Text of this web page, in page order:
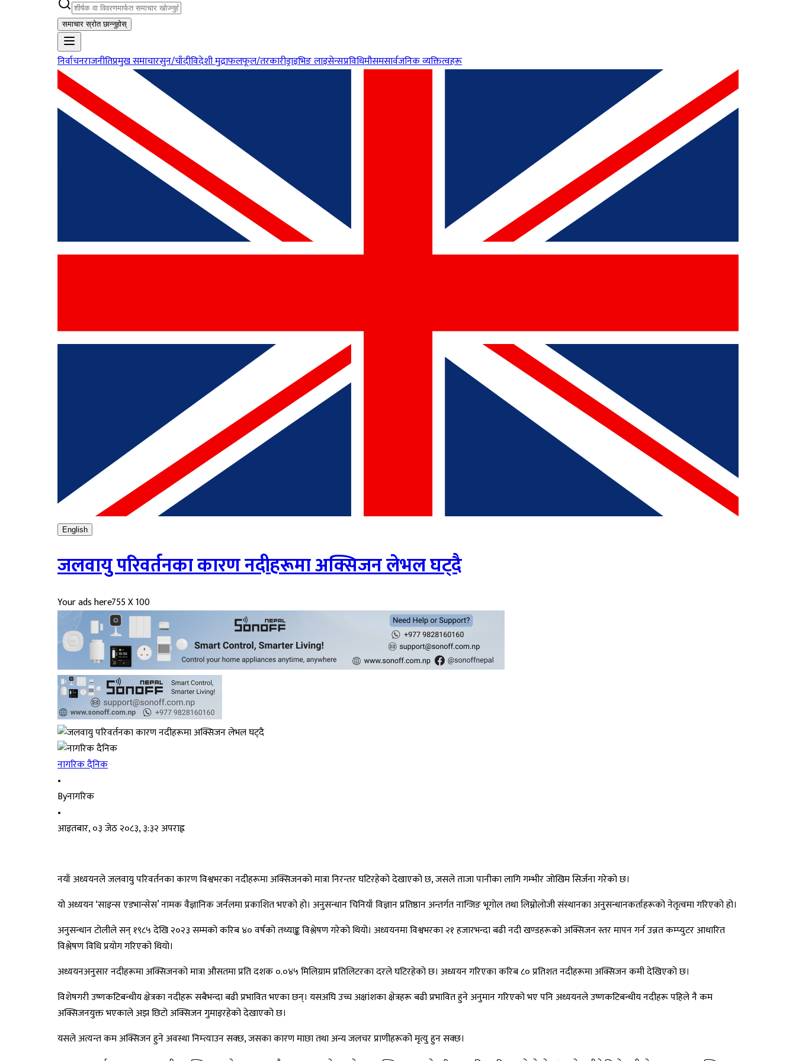
समाचार स्रोत छान्नुहोस्
निर्वाचनराजनीतिप्रमुख समाचारसुन/चाँदीविदेशी मुद्राफलफूल/तरकारीड्राइभिङ लाइसेन्सप्रविधिमौसमसार्वजनिक व्यक्तित्वहरू
English
जलवायु परिवर्तनका कारण नदीहरूमा अक्सिजन लेभल घट्दै
Your ads here755 X 100
नागरिक दैनिक
•
Byनागरिक
•
आइतबार, ०३ जेठ २०८३, ३:३२ अपराह्न
नयाँ अध्ययनले जलवायु परिवर्तनका कारण विश्वभरका नदीहरूमा अक्सिजनको मात्रा निरन्तर घटिरहेको देखाएको छ, जसले ताजा पानीका लागि गम्भीर जोखिम सिर्जना गरेको छ।
यो अध्ययन ‘साइन्स एडभान्सेस’ नामक वैज्ञानिक जर्नलमा प्रकाशित भएको हो। अनुसन्धान चिनियाँ विज्ञान प्रतिष्ठान अन्तर्गत नान्जिङ भूगोल तथा लिम्नोलोजी संस्थानका अनुसन्धानकर्ताहरूको नेतृत्वमा गरिएको हो।
अनुसन्धान टोलीले सन् १९८५ देखि २०२३ सम्मको करिब ४० वर्षको तथ्याङ्क विश्लेषण गरेको थियो। अध्ययनमा विश्वभरका २१ हजारभन्दा बढी नदी खण्डहरूको अक्सिजन स्तर मापन गर्न उन्नत कम्प्युटर आधारित
विश्लेषण विधि प्रयोग गरिएको थियो।
अध्ययनअनुसार नदीहरूमा अक्सिजनको मात्रा औसतमा प्रति दशक ०.०४५ मिलिग्राम प्रतिलिटरका दरले घटिरहेको छ। अध्ययन गरिएका करिब ८० प्रतिशत नदीहरूमा अक्सिजन कमी देखिएको छ।
विशेषगरी उष्णकटिबन्धीय क्षेत्रका नदीहरू सबैभन्दा बढी प्रभावित भएका छन्। यसअघि उच्च अक्षांशका क्षेत्रहरू बढी प्रभावित हुने अनुमान गरिएको भए पनि अध्ययनले उष्णकटिबन्धीय नदीहरू पहिले नै कम
अक्सिजनयुक्त भएकाले अझ छिटो अक्सिजन गुमाइरहेको देखाएको छ।
यसले अत्यन्त कम अक्सिजन हुने अवस्था निम्त्याउन सक्छ, जसका कारण माछा तथा अन्य जलचर प्राणीहरूको मृत्यु हुन सक्छ।